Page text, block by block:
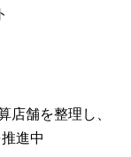
店舗を整理し、
進中